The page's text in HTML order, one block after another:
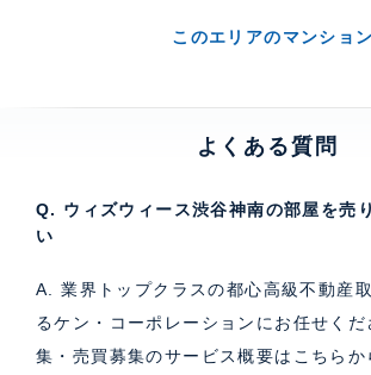
このエリアのマンショ
よくある質問
Q. ウィズウィース渋谷神南の部屋を売
い
A. 業界トップクラスの都心高級不動産
るケン・コーポレーションにお任せくだ
集・売買募集のサービス概要はこちら か